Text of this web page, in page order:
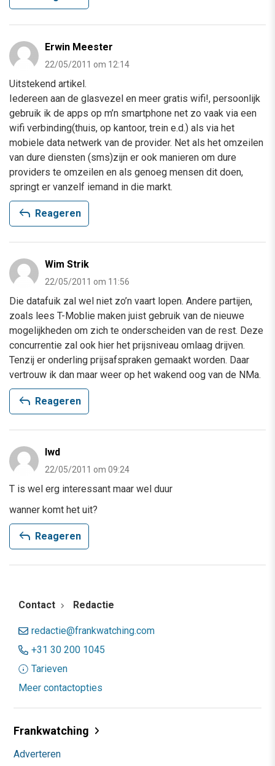
Erwin Meester
22/05/2011 om 12:14
Uitstekend artikel.
Iedereen aan de glasvezel en meer gratis wifi!, persoonlijk
gebruik ik de apps op m’n smartphone net zo vaak via een
wifi verbinding(thuis, op kantoor, trein e.d.) als via het
mobiele data netwerk van de provider. Net als het omzeilen
van dure diensten (sms)zijn er ook manieren om dure
providers te omzeilen en als genoeg mensen dit doen,
springt er vanzelf iemand in die markt.
reply Reageren
Wim Strik
22/05/2011 om 11:56
Die datafuik zal wel niet zo’n vaart lopen. Andere partijen,
zoals lees T-Moblie maken juist gebruik van de nieuwe
mogelijkheden om zich te onderscheiden van de rest. Deze
concurrentie zal ook hier het prijsniveau omlaag drijven.
Tenzij er onderling prijsafspraken gemaakt worden. Daar
vertrouw ik dan maar weer op het wakend oog van de NMa.
reply Reageren
lwd
22/05/2011 om 09:24
T is wel erg interessant maar wel duur
wanner komt het uit?
reply Reageren
Contact Redactie
redactie@frankwatching.com
+31 30 200 1045
Tarieven
Meer contactopties
Frankwatching
Adverteren